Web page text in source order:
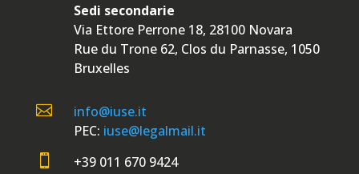
Sedi secondarie
Via Ettore Perrone 18, 28100 Novara
Rue du Trone 62, Clos du Parnasse, 1050
Bruxelles

info@iuse.it
PEC: iuse@legalmail.it
 +39 011 670 9424